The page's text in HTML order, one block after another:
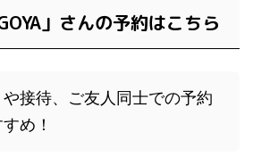
」さんの予約はこちら
や接待、ご友人同士での予約
め！